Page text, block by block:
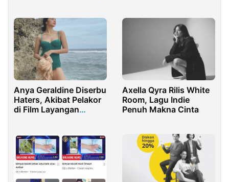
Anya Geraldine Diserbu
Haters, Akibat Pelakor
di Film Layangan
Axella Qyra Rilis White
Room, Lagu Indie
Penuh Makna Cinta